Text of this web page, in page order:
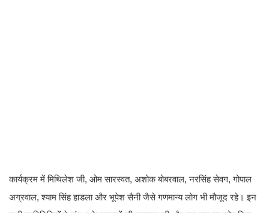
कार्यक्रम में मिथिलेश जी, ओम सारस्वत, अशोक बोबरवाल, नरसिंह सेवग, गोपाल
अग्रवाल, श्याम सिंह हाडला और भूपेश सैनी जैसे गणमान्य लोग भी मौजूद रहे। इन